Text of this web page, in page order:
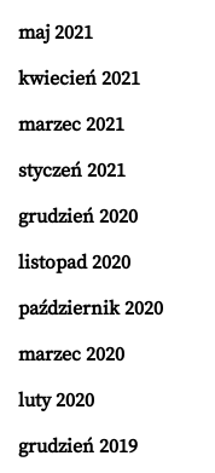
maj 2021
kwiecień 2021
marzec 2021
styczeń 2021
grudzień 2020
listopad 2020
październik 2020
marzec 2020
luty 2020
grudzień 2019